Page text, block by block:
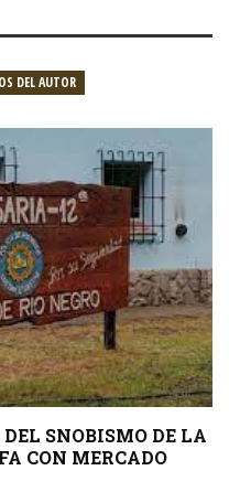
DEL AUTOR
SNOBISMO DE LA
CON MERCADO